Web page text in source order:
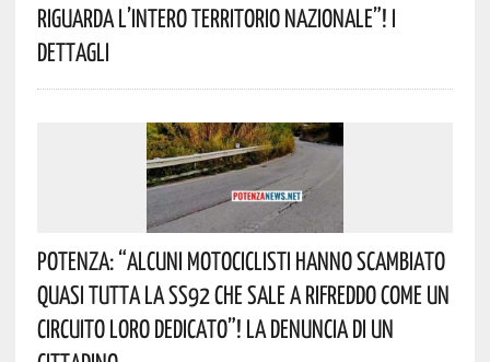
Riguarda L’intero Territorio Nazionale”! I
Dettagli
Potenza: “alcuni Motociclisti Hanno Scambiato
Quasi Tutta La SS92 Che Sale A Rifreddo Come Un
Circuito Loro Dedicato”! La Denuncia Di Un